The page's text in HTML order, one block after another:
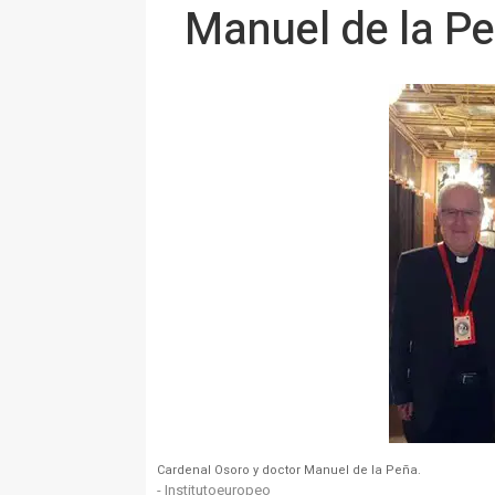
Manuel de la
Cardenal Osoro y doctor Manuel de la Peña.
- Institutoeuropeo